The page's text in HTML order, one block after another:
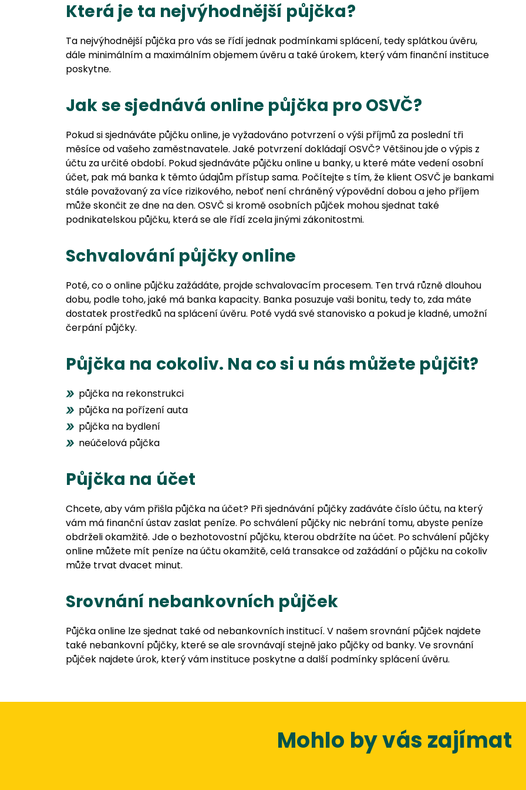
Která je ta nejvýhodnější půjčka?
Ta nejvýhodnější půjčka pro vás se řídí jednak podmínkami splácení, tedy splátkou úvěru,
dále minimálním a maximálním objemem úvěru a také úrokem, který vám finanční instituce
poskytne.
Jak se sjednává online půjčka pro OSVČ?
Pokud si sjednáváte půjčku online, je vyžadováno potvrzení o výši příjmů za poslední tři
měsíce od vašeho zaměstnavatele. Jaké potvrzení dokládají OSVČ? Většinou jde o výpis z
účtu za určité období. Pokud sjednáváte půjčku online u banky, u které máte vedení osobní
účet, pak má banka k těmto údajům přístup sama. Počítejte s tím, že klient OSVČ je bankami
stále považovaný za více rizikového, neboť není chráněný výpovědní dobou a jeho příjem
může skončit ze dne na den. OSVČ si kromě osobních půjček mohou sjednat také
podnikatelskou půjčku, která se ale řídí zcela jinými zákonitostmi.
Schvalování půjčky online
Poté, co o online půjčku zažádáte, projde schvalovacím procesem. Ten trvá různě dlouhou
dobu, podle toho, jaké má banka kapacity. Banka posuzuje vaši bonitu, tedy to, zda máte
dostatek prostředků na splácení úvěru. Poté vydá své stanovisko a pokud je kladné, umožní
čerpání půjčky.
Půjčka na cokoliv. Na co si u nás můžete půjčit?
půjčka na rekonstrukci
půjčka na pořízení auta
půjčka na bydlení
neúčelová půjčka
Půjčka na účet
Chcete, aby vám přišla půjčka na účet? Při sjednávání půjčky zadáváte číslo účtu, na který
vám má finanční ústav zaslat peníze. Po schválení půjčky nic nebrání tomu, abyste peníze
obdrželi okamžitě. Jde o bezhotovostní půjčku, kterou obdržíte na účet. Po schválení půjčky
online můžete mít peníze na účtu okamžitě, celá transakce od zažádání o půjčku na cokoliv
může trvat dvacet minut.
Srovnání nebankovních půjček
Půjčka online lze sjednat také od nebankovních institucí. V našem srovnání půjček najdete
také nebankovní půjčky, které se ale srovnávají stejně jako půjčky od banky. Ve srovnání
půjček najdete úrok, který vám instituce poskytne a další podmínky splácení úvěru.
Mohlo by vás zajímat